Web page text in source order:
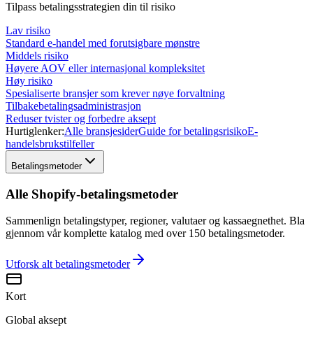
Tilpass betalingsstrategien din til risiko
Lav risiko
Standard e-handel med forutsigbare mønstre
Middels risiko
Høyere AOV eller internasjonal kompleksitet
Høy risiko
Spesialiserte bransjer som krever nøye forvaltning
Tilbakebetalingsadministrasjon
Reduser tvister og forbedre aksept
Hurtiglenker:Alle bransjesiderGuide for betalingsrisikoE-
handelsbrukstilfeller
Betalingsmetoder
Alle Shopify-betalingsmetoder
Sammenlign betalingstyper, regioner, valutaer og kassaegnethet. Bla
gjennom vår komplette katalog med over 150 betalingsmetoder.
Utforsk alt betalingsmetoder
Kort
Global aksept